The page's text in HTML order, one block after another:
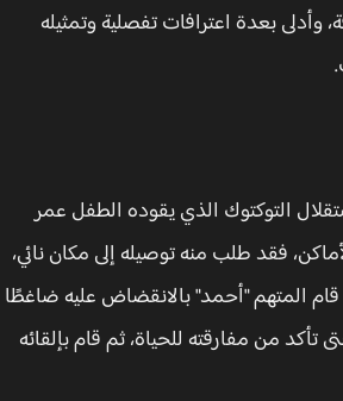
بعدة اعترافات تفصلية وتمثيله
التوكتوك الذي يقوده الطفل عمر
فقد طلب منه توصيله إلى مكان نائي،
المتهم "أحمد" بالانقضاض عليه ضاغطًا
من مفارقته للحياة، ثم قام بإلقائه